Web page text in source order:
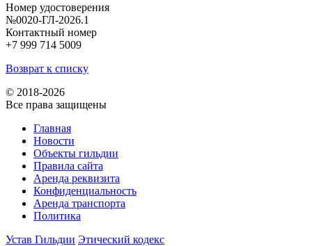
Номер удостоверения
№0020-ГЛ-2026.1
Контактный номер
+7 999 714 5009
Возврат к списку
© 2018-2026
Все права защищены
Главная
Новости
Объекты гильдии
Правила сайта
Аренда реквизита
Конфиденциальность
Аренда транспорта
Политика
Устав Гильдии Этический кодекс